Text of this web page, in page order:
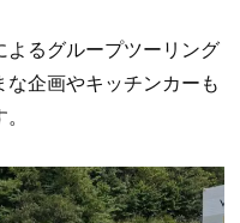
よるグループツーリング
企画やキッチンカーも